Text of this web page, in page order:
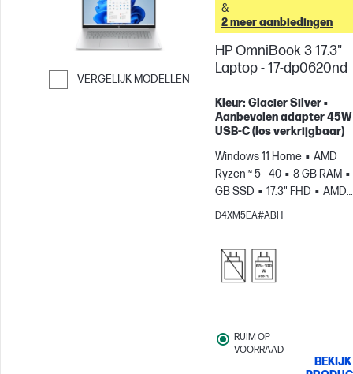
VERGELIJK MODELLEN
Ga verder naar vergelijken
&
2 meer aanbiedingen
HP OmniBook 3 17.3"
Laptop - 17-dp0620nd
Kleur: Glacier Silver •
Aanbevolen adapter 45W
USB-C (los verkrijgbaar)
Windows 11 Home
AMD
Ryzen™ 5 - 40
8 GB RAM
GB SSD
17.3" FHD
AMD
Radeon™ 610M-videokaart
D4XM5EA#ABH
RUIM OP
VOORRAAD
BEKIJK